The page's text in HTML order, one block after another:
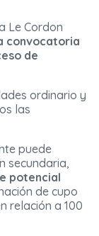
Le Cordon
convocatoria
de
ordinario y
las
puede
secundaria,
potencial
de cupo
relación a 100